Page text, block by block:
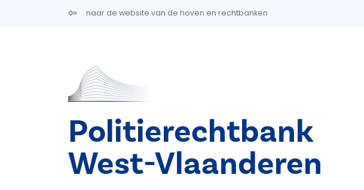
Overslaan en naar de inhoud gaannaar de website van de hoven en rechtbanken
Politierechtbank
West-Vlaanderen